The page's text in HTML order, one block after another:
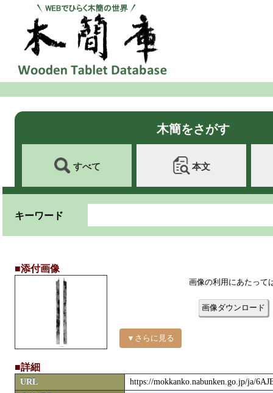
木簡をさがす
すべて 本文
キーワード
■添付画像
▼さらに見る
画像の利用にあたって
画像ダウンロード
■詳細
URL
https://mokkanko.nabunken.go.jp/ja/